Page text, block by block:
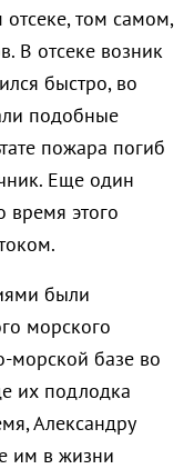
том самом,
В отсеке возник
быстро, во
подобные
пожара погиб
Еще один
время этого
были
морского
морской базе во
их подлодка
Александру
им в жизни